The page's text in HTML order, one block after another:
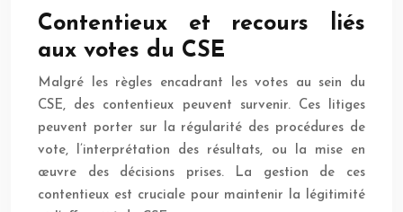
Contentieux et recours liés
aux votes du CSE
Malgré les règles encadrant les votes au sein du
CSE, des contentieux peuvent survenir. Ces litiges
peuvent porter sur la régularité des procédures de
vote, l’interprétation des résultats, ou la mise en
œuvre des décisions prises. La gestion de ces
contentieux est cruciale pour maintenir la légitimité